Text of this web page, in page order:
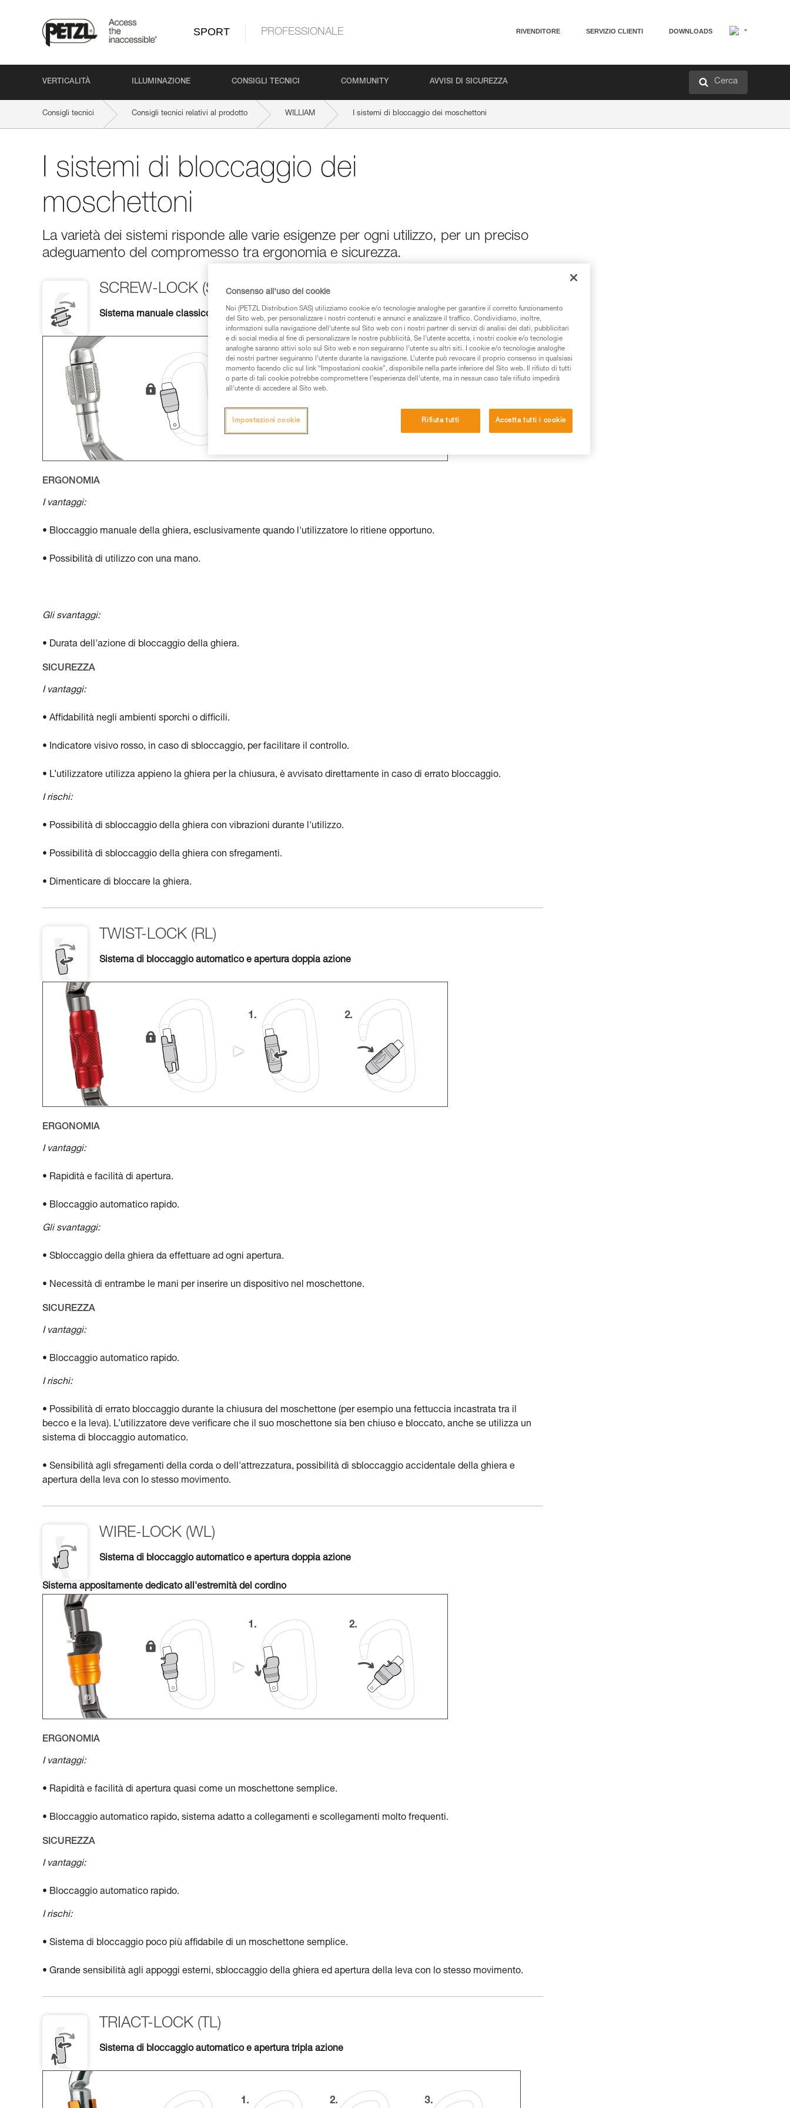
SPORT PROFESSIONALE RIVENDITORE SERVIZIO CLIENTI DOWNLOADS
VERTICALITÀ ILLUMINAZIONE CONSIGLI TECNICI COMMUNITY AVVISI DI SICUREZZA Cerca
Consigli tecnici Consigli tecnici relativi al prodotto WILLIAM I sistemi di bloccaggio dei moschettoni
I sistemi di bloccaggio dei
moschettoni
La varietà dei sistemi risponde alle varie esigenze per ogni utilizzo, per un preciso
adeguamento del compromesso tra ergonomia e sicurezza.
SCREW-LOCK (SL)
Sistema manuale classico, polivalente e sempre valido
ERGONOMIA
I vantaggi:
• Bloccaggio manuale della ghiera, esclusivamente quando l'utilizzatore lo ritiene opportuno.
• Possibilità di utilizzo con una mano.
Gli svantaggi:
• Durata dell'azione di bloccaggio della ghiera.
SICUREZZA
I vantaggi:
• Affidabilità negli ambienti sporchi o difficili.
• Indicatore visivo rosso, in caso di sbloccaggio, per facilitare il controllo.
• L’utilizzatore utilizza appieno la ghiera per la chiusura, è avvisato direttamente in caso di errato bloccaggio.
I rischi:
• Possibilità di sbloccaggio della ghiera con vibrazioni durante l'utilizzo.
• Possibilità di sbloccaggio della ghiera con sfregamenti.
• Dimenticare di bloccare la ghiera.
TWIST-LOCK (RL)
Sistema di bloccaggio automatico e apertura doppia azione
ERGONOMIA
I vantaggi:
• Rapidità e facilità di apertura.
• Bloccaggio automatico rapido.
Gli svantaggi:
• Sbloccaggio della ghiera da effettuare ad ogni apertura.
• Necessità di entrambe le mani per inserire un dispositivo nel moschettone.
SICUREZZA
I vantaggi:
• Bloccaggio automatico rapido.
I rischi:
• Possibilità di errato bloccaggio durante la chiusura del moschettone (per esempio una fettuccia incastrata tra il
becco e la leva). L’utilizzatore deve verificare che il suo moschettone sia ben chiuso e bloccato, anche se utilizza un
sistema di bloccaggio automatico.
• Sensibilità agli sfregamenti della corda o dell'attrezzatura, possibilità di sbloccaggio accidentale della ghiera e
apertura della leva con lo stesso movimento.
WIRE-LOCK (WL)
Sistema di bloccaggio automatico e apertura doppia azione
Sistema appositamente dedicato all'estremità del cordino
ERGONOMIA
I vantaggi:
• Rapidità e facilità di apertura quasi come un moschettone semplice.
• Bloccaggio automatico rapido, sistema adatto a collegamenti e scollegamenti molto frequenti.
SICUREZZA
I vantaggi:
• Bloccaggio automatico rapido.
I rischi:
• Sistema di bloccaggio poco più affidabile di un moschettone semplice.
• Grande sensibilità agli appoggi esterni, sbloccaggio della ghiera ed apertura della leva con lo stesso movimento.
TRIACT-LOCK (TL)
Sistema di bloccaggio automatico e apertura tripla azione
Consenso all'uso dei cookie
Noi (PETZL Distribution SAS) utilizziamo cookie e/o tecnologie analoghe per garantire il corretto funzionamento
del Sito web, per personalizzare i nostri contenuti e annunci e analizzare il traffico. Condividiamo, inoltre,
informazioni sulla navigazione dell’utente sul Sito web con i nostri partner di servizi di analisi dei dati, pubblicitari
e di social media al fine di personalizzare le nostre pubblicità. Se l’utente accetta, i nostri cookie e/o tecnologie
analoghe saranno attivi solo sul Sito web e non seguiranno l’utente su altri siti. I cookie e/o tecnologie analoghe
dei nostri partner seguiranno l’utente durante la navigazione. L’utente può revocare il proprio consenso in qualsiasi
momento facendo clic sul link “Impostazioni cookie”, disponibile nella parte inferiore del Sito web. Il rifiuto di tutti
o parte di tali cookie potrebbe compromettere l’esperienza dell’utente, ma in nessun caso tale rifiuto impedirà
all’utente di accedere al Sito web.
Rifiuta tutti Accetta tutti i cookie
Impostazioni cookie